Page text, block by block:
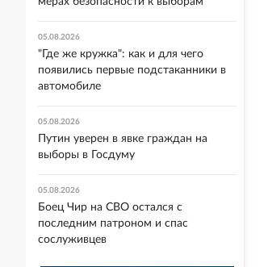
05.08.2026
"Где же кружка": как и для чего
появились первые подстаканники в
автомобиле
05.08.2026
Путин уверен в явке граждан на
выборы в Госдуму
05.08.2026
Боец Чир на СВО остался с
последним патроном и спас
сослуживцев